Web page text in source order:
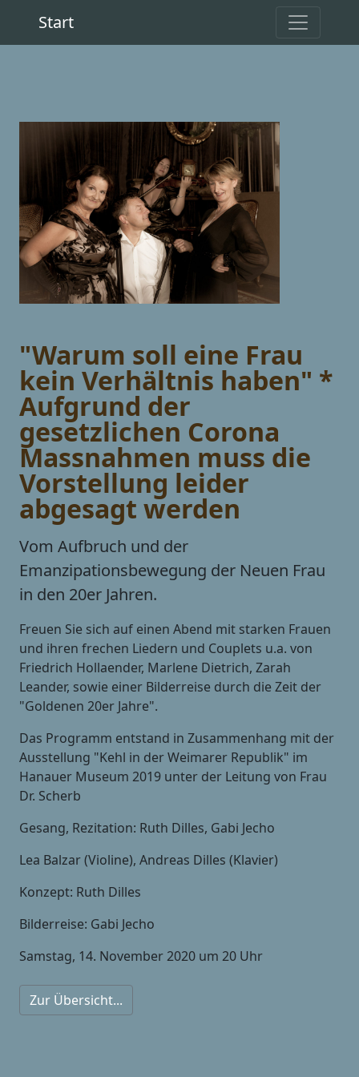
Start
"Warum soll eine Frau
kein Verhältnis haben" *
Aufgrund der
gesetzlichen Corona
Massnahmen muss die
Vorstellung leider
abgesagt werden
Vom Aufbruch und der
Emanzipationsbewegung der Neuen Frau
in den 20er Jahren.
Freuen Sie sich auf einen Abend mit starken Frauen
und ihren frechen Liedern und Couplets u.a. von
Friedrich Hollaender, Marlene Dietrich, Zarah
Leander, sowie einer Bilderreise durch die Zeit der
"Goldenen 20er Jahre".
Das Programm entstand in Zusammenhang mit der
Ausstellung "Kehl in der Weimarer Republik" im
Hanauer Museum 2019 unter der Leitung von Frau
Dr. Scherb
Gesang, Rezitation: Ruth Dilles, Gabi Jecho
Lea Balzar (Violine), Andreas Dilles (Klavier)
Konzept: Ruth Dilles
Bilderreise: Gabi Jecho
Samstag, 14. November 2020 um 20 Uhr
Zur Übersicht...